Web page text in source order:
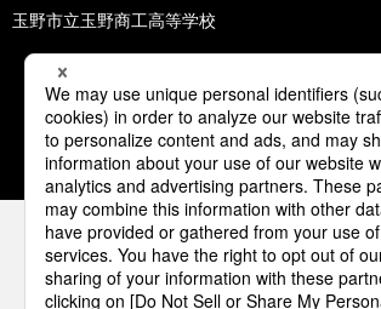
玉野市立玉野商工高等学校
1 2 3 4 5
パナソニックの電気設備 SNSア